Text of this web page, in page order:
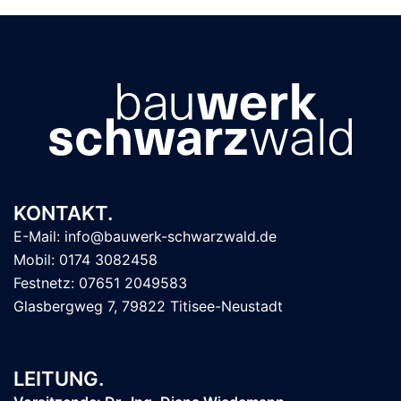
KONTAKT.
E-Mail: info@bauwerk-schwarzwald.de
Mobil: 0174 3082458
Festnetz: 07651 2049583
Glasbergweg 7, 79822 Titisee-Neustadt
LEITUNG.